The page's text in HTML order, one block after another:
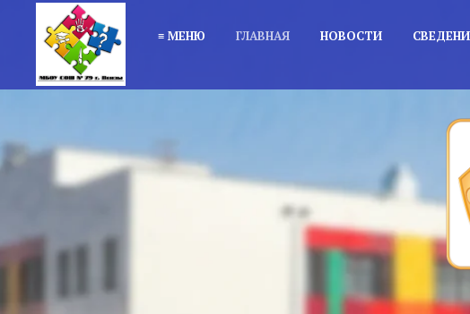
≡ МЕНЮ ГЛАВНАЯ НОВОСТИ